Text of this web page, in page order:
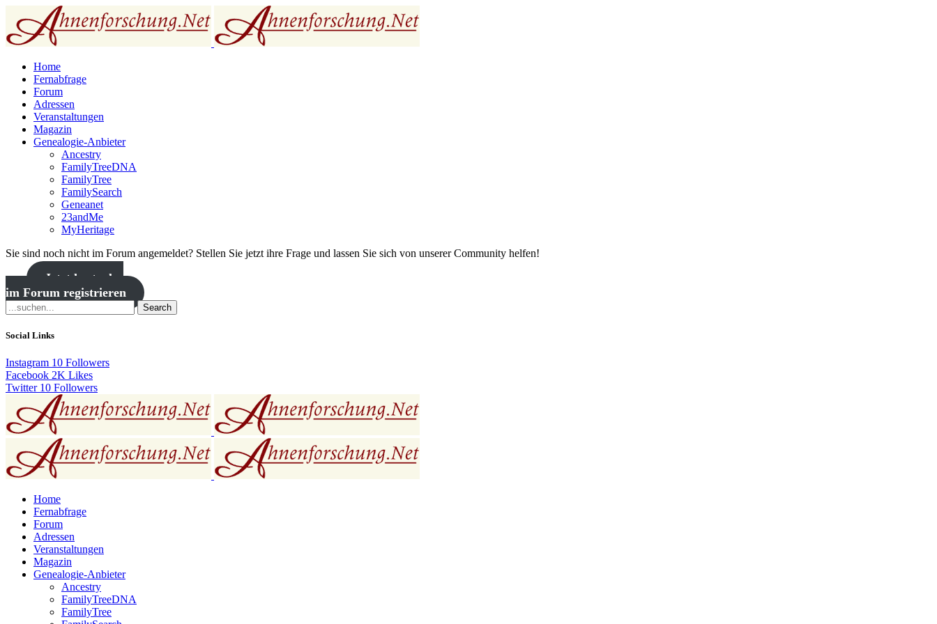
Home
Fernabfrage
Forum
Adressen
Veranstaltungen
Magazin
Genealogie-Anbieter
Ancestry
FamilyTreeDNA
FamilyTree
FamilySearch
Geneanet
23andMe
MyHeritage
Sie sind noch nicht im Forum angemeldet? Stellen Sie jetzt ihre Frage und lassen Sie sich von unserer Community helfen!
Jetzt kostenlos
im Forum registrieren
Search
Social Links
Instagram 10 Followers
Facebook 2K Likes
Twitter 10 Followers
Home
Fernabfrage
Forum
Adressen
Veranstaltungen
Magazin
Genealogie-Anbieter
Ancestry
FamilyTreeDNA
FamilyTree